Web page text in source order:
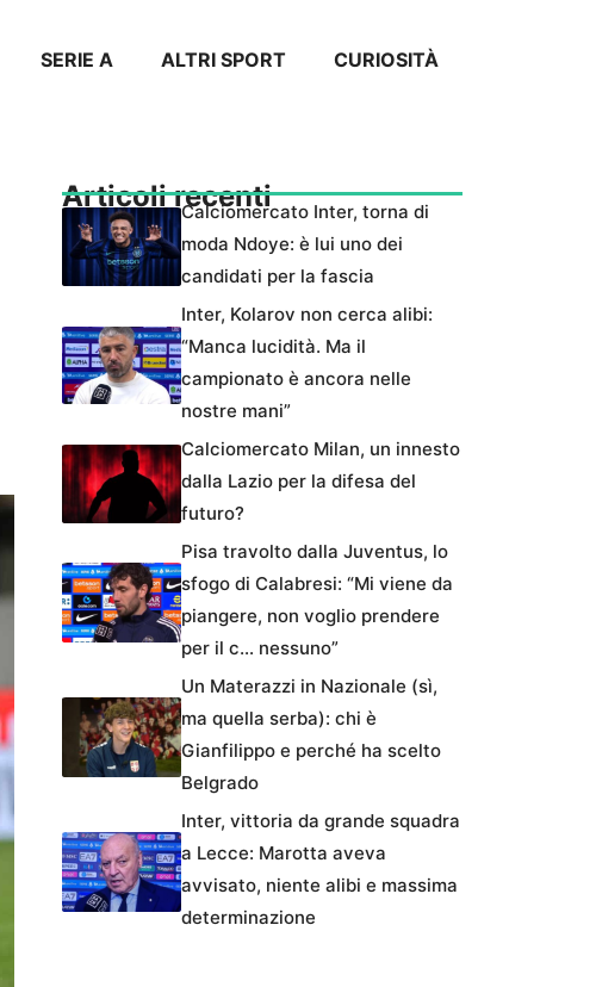
SERIE A ALTRI SPORT CURIOSITÀ
Articoli recentiCalciomercato Inter, torna di
moda Ndoye: è lui uno dei
candidati per la fascia
Inter, Kolarov non cerca alibi:
“Manca lucidità. Ma il
campionato è ancora nelle
nostre mani”
Calciomercato Milan, un innesto
dalla Lazio per la difesa del
futuro?
Pisa travolto dalla Juventus, lo
sfogo di Calabresi: “Mi viene da
piangere, non voglio prendere
per il c… nessuno”
Un Materazzi in Nazionale (sì,
ma quella serba): chi è
Gianfilippo e perché ha scelto
Belgrado
Inter, vittoria da grande squadra
a Lecce: Marotta aveva
avvisato, niente alibi e massima
determinazione